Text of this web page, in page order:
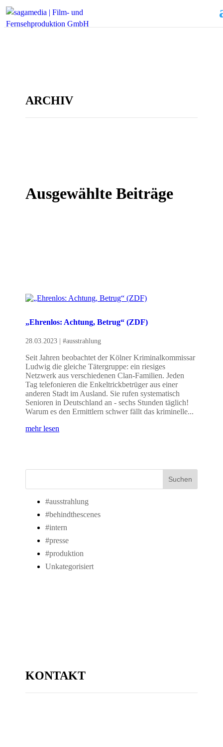
ARCHIV
Ausgewählte Beiträge
„Ehrenlos: Achtung, Betrug“ (ZDF)
28.03.2023 |#ausstrahlung
Seit Jahren beobachtet der Kölner Kriminalkommissar
Ludwig die gleiche Tätergruppe: ein riesiges
Netzwerk aus verschiedenen Clan-Familien. Jeden
Tag telefonieren die Enkeltrickbetrüger aus einer
anderen Stadt im Ausland. Sie rufen systematisch
Senioren in Deutschland an - sechs Stunden täglich!
Warum es den Ermittlern schwer fällt das kriminelle...
mehr lesen
Suchen
#ausstrahlung
#behindthescenes
#intern
#presse
#produktion
Unkategorisiert
KONTAKT